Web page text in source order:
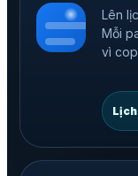
Lên
Mỗi
vì